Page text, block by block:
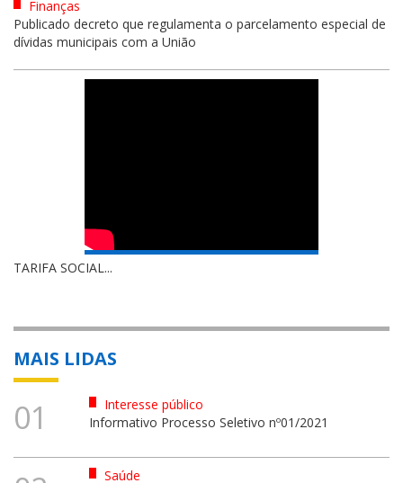
Finanças
Publicado decreto que regulamenta o parcelamento especial de
dívidas municipais com a União
TARIFA SOCIAL...
MAIS LIDAS
01
Interesse público
Informativo Processo Seletivo nº01/2021
Saúde